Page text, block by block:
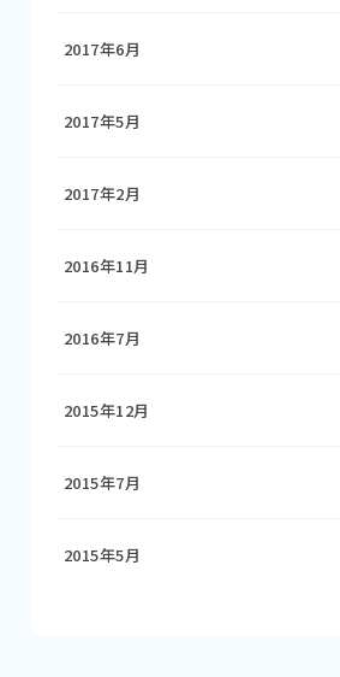
2017年6月
2017年5月
2017年2月
2016年11月
2016年7月
2015年12月
2015年7月
2015年5月